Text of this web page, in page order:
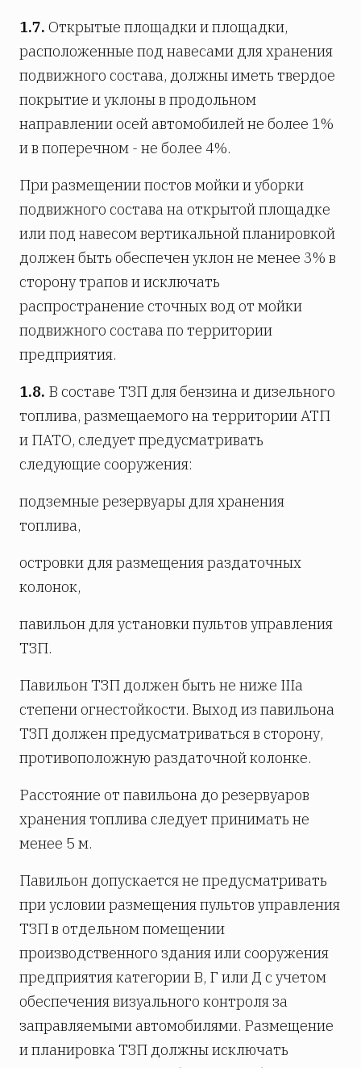
1.7. Открытые площадки и площадки,
расположенные под навесами для хранения
подвижного состава, должны иметь твердое
покрытие и уклоны в продольном
направлении осей автомобилей не более 1%
и в поперечном - не более 4%.
При размещении постов мойки и уборки
подвижного состава на открытой площадке
или под навесом вертикальной планировкой
должен быть обеспечен уклон не менее 3% в
сторону трапов и исключать
распространение сточных вод от мойки
подвижного состава по территории
предприятия.
1.8. В составе ТЗП для бензина и дизельного
топлива, размещаемого на территории АТП
и ПАТО, следует предусматривать
следующие сооружения:
подземные резервуары для хранения
топлива,
островки для размещения раздаточных
колонок,
павильон для установки пультов управления
ТЗП.
Павильон ТЗП должен быть не ниже IIIa
степени огнестойкости. Выход из павильона
ТЗП должен предусматриваться в сторону,
противоположную раздаточной колонке.
Расстояние от павильона до резервуаров
хранения топлива следует принимать не
менее 5 м.
Павильон допускается не предусматривать
при условии размещения пультов управления
ТЗП в отдельном помещении
производственного здания или сооружения
предприятия категории В, Г или Д с учетом
обеспечения визуального контроля за
заправляемыми автомобилями. Размещение
и планировка ТЗП должны исключать